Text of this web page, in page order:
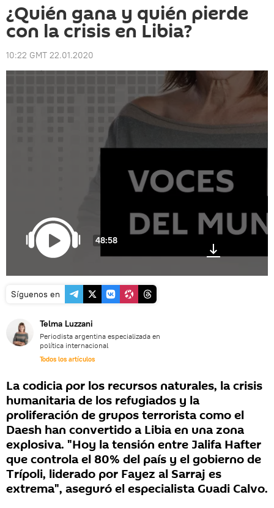
¿Quién gana y quién pierde
con la crisis en Libia?
10:22 GMT 22.01.2020
48:58
Síguenos en
Telma Luzzani
Periodista argentina especializada en
política internacional
Todos los artículos
La codicia por los recursos naturales, la crisis
humanitaria de los refugiados y la
proliferación de grupos terrorista como el
Daesh han convertido a Libia en una zona
explosiva. "Hoy la tensión entre Jalifa Hafter
que controla el 80% del país y el gobierno de
Trípoli, liderado por Fayez al Sarraj es
extrema", aseguró el especialista Guadi Calvo.